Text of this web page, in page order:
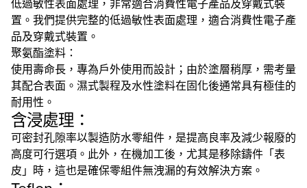
低過敏性表面處理，非常適合消費性電子產品及穿戴式裝
置。我們提供完整的低過敏性表面處理，適合消費性電子產
品及穿戴式裝置。
聚氨酯塗料：
使用壽命長，專為戶外使用而設計；由於塗層稍厚，需考量
其配合表面。濕式製程及水性塗料在固化後通常具有極佳的
耐用性。
含浸處理：
可密封孔隙率以製造防水零組件，是提高良率及減少報廢的
高度可行選項。此外，在機加工後，尤其是移除鑄件「表
皮」時，這也是確保零組件無洩漏的有效解決方案。